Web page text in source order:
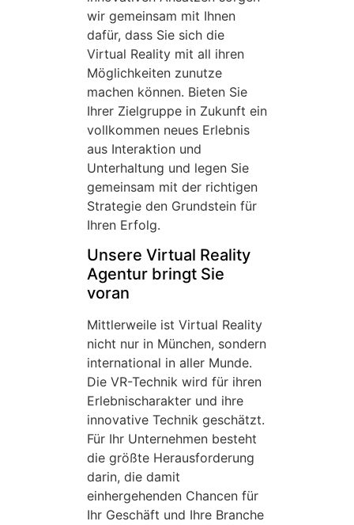
wir gemeinsam mit Ihnen
dafür, dass Sie sich die
Virtual Reality mit all ihren
Möglichkeiten zunutze
machen können. Bieten Sie
Ihrer Zielgruppe in Zukunft ein
vollkommen neues Erlebnis
aus Interaktion und
Unterhaltung und legen Sie
gemeinsam mit der richtigen
Strategie den Grundstein für
Ihren Erfolg.
Unsere Virtual Reality
Agentur bringt Sie
voran
Mittlerweile ist Virtual Reality
nicht nur in München, sondern
international in aller Munde.
Die VR-Technik wird für ihren
Erlebnischarakter und ihre
innovative Technik geschätzt.
Für Ihr Unternehmen besteht
die größte Herausforderung
darin, die damit
einhergehenden Chancen für
Ihr Geschäft und Ihre Branche